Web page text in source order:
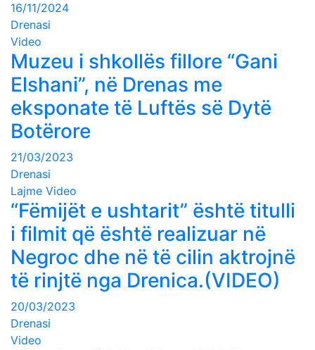
16/11/2024
Drenasi
Video
Muzeu i shkollës fillore “Gani
Elshani”, në Drenas me
eksponate të Luftës së Dytë
Botërore
21/03/2023
Drenasi
Lajme Video
“Fëmijët e ushtarit” është titulli
i filmit që është realizuar në
Negroc dhe në të cilin aktrojnë
të rinjtë nga Drenica.(VIDEO)
20/03/2023
Drenasi
Video